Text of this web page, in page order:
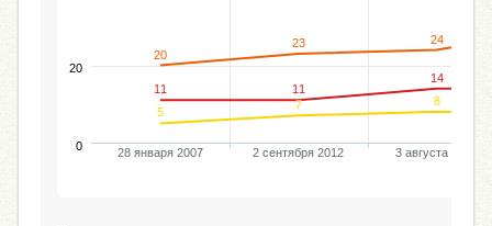
5
7 8
20
23 24
11 11
14
28 января 2007 2 сентября 2012 3 августа 2014
0
20